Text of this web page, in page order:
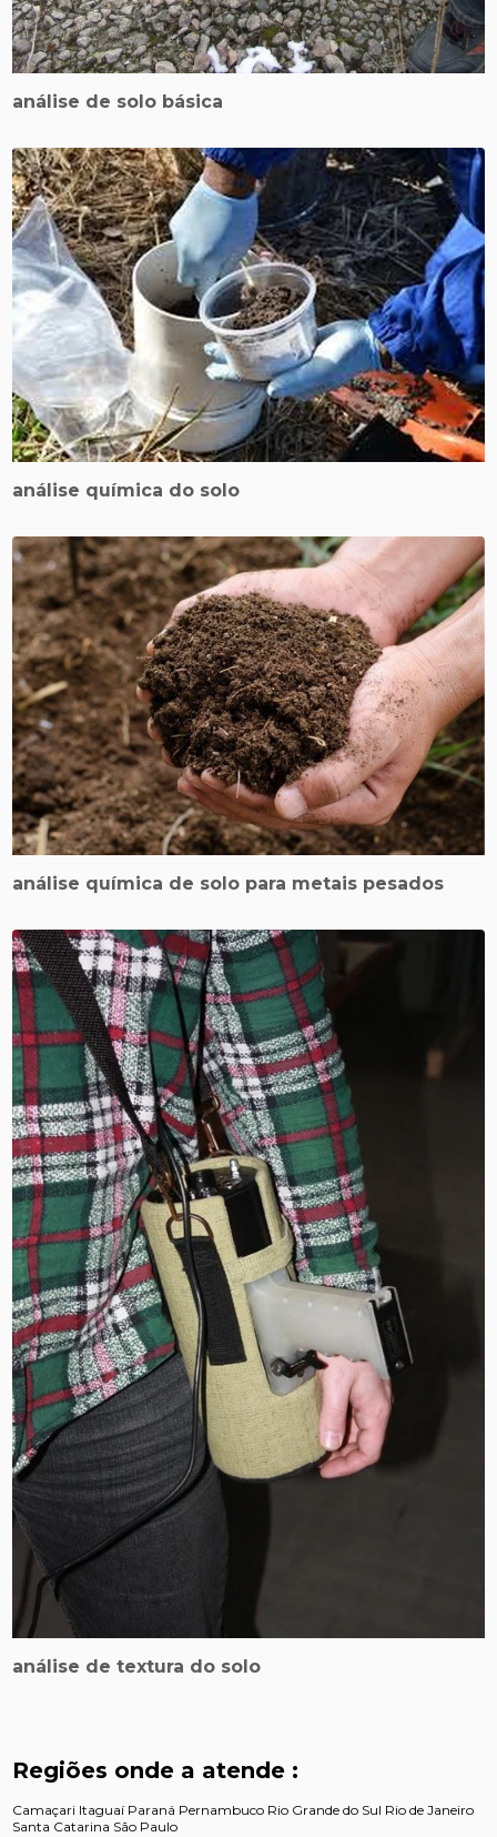
análise de solo básica
análise química do solo
análise química de solo para metais pesados
análise de textura do solo
Regiões onde a atende :
Camaçari Itaguaí Paraná Pernambuco Rio Grande do Sul Rio de Janeiro
Santa Catarina São Paulo